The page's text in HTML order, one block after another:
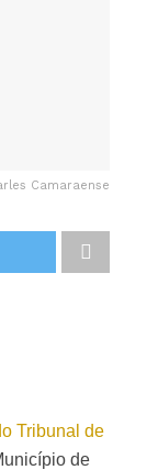
Camaraense
Tribunal de
de